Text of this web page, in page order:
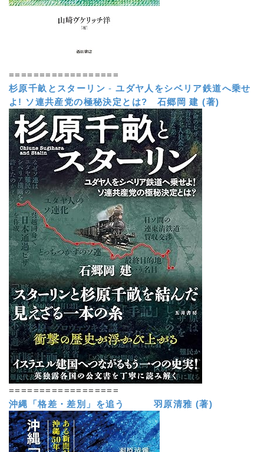
==================
杉原千畝とスターリン -ユダヤ人をシベリア鉄道へ乗せ
よ! ソ連共産党の極秘決定とは?
石郷岡 建 (著)
==================
沖縄「格差・差別」を追う 羽原清雅 (著)